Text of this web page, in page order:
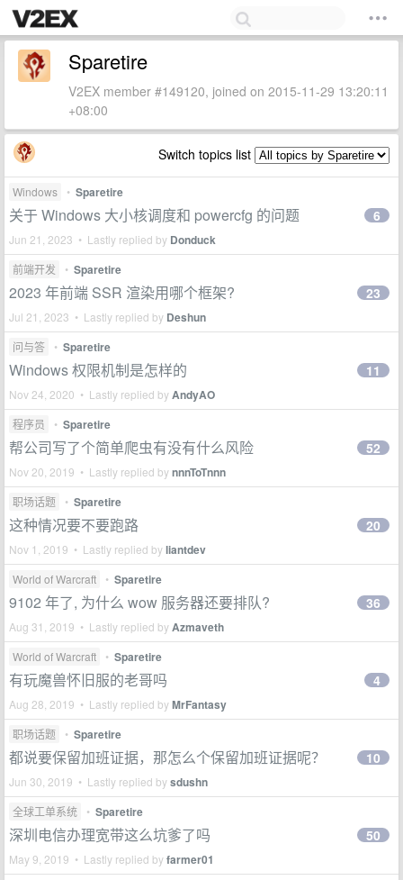
Sparetire
V2EX member #149120, joined on 2015-11-29 13:20:11
+08:00
Switch topics list
Windows • Sparetire
关于 Windows 大小核调度和 powercfg 的问题
Jun 21, 2023 • Lastly replied by Donduck
6
前端开发 • Sparetire
2023 年前端 SSR 渲染用哪个框架?
Jul 21, 2023 • Lastly replied by Deshun
23
问与答 • Sparetire
Windows 权限机制是怎样的
Nov 24, 2020 • Lastly replied byAndyAO
11
程序员 • Sparetire
帮公司写了个简单爬虫有没有什么风险
Nov 20, 2019 • Lastly replied bynnnToTnnn
52
职场话题 • Sparetire
这种情况要不要跑路
Nov 1, 2019 • Lastly replied byliantdev
20
World of Warcraft • Sparetire
9102 年了, 为什么 wow 服务器还要排队?
Aug 31, 2019 • Lastly replied byAzmaveth
36
World of Warcraft • Sparetire
有玩魔兽怀旧服的老哥吗
Aug 28, 2019 • Lastly replied byMrFantasy
4
职场话题 • Sparetire
都说要保留加班证据，那怎么个保留加班证据呢？
Jun 30, 2019 • Lastly replied bysdushn
10
全球工单系统 • Sparetire
深圳电信办理宽带这么坑爹了吗
May 9, 2019 • Lastly replied byfarmer01
50